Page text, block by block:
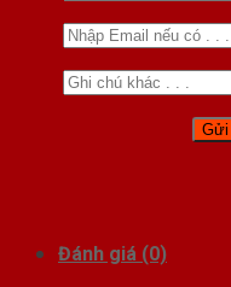
Đánh giá (0)